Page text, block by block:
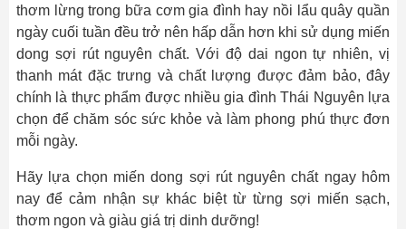
thơm lừng trong bữa cơm gia đình hay nồi lẩu quây quần
ngày cuối tuần đều trở nên hấp dẫn hơn khi sử dụng miến
dong sợi rút nguyên chất. Với độ dai ngon tự nhiên, vị
thanh mát đặc trưng và chất lượng được đảm bảo, đây
chính là thực phẩm được nhiều gia đình Thái Nguyên lựa
chọn để chăm sóc sức khỏe và làm phong phú thực đơn
mỗi ngày.
Hãy lựa chọn miến dong sợi rút nguyên chất ngay hôm
nay để cảm nhận sự khác biệt từ từng sợi miến sạch,
thơm ngon và giàu giá trị dinh dưỡng!